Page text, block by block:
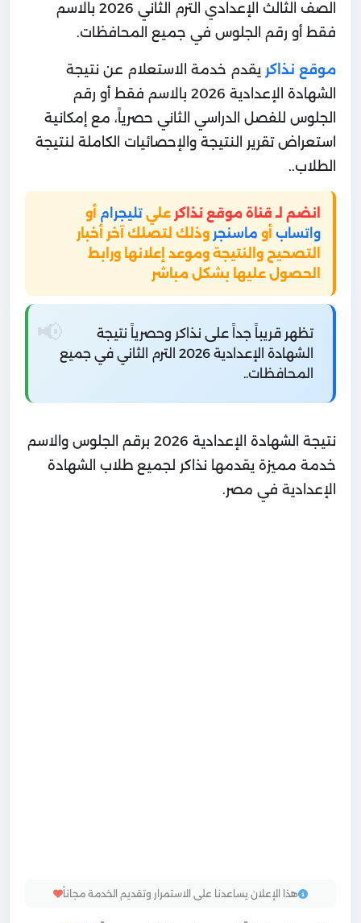
الصف الثالث الإعدادي الترم الثاني 2026 بالاسم
فقط أو رقم الجلوس في جميع المحافظات.
موقع نذاكر يقدم خدمة الاستعلام عن نتيجة
الشهادة الإعدادية 2026 بالاسم فقط أو رقم
الجلوس للفصل الدراسي الثاني حصرياً، مع إمكانية
استعراض تقرير النتيجة والإحصائيات الكاملة لنتيجة
الطلاب..
انضم لـ قناة موقع نذاكر عليتليجرام أو
واتساب أو ماسنجر وذلك لتصلك آخر أخبار
التصحيح والنتيجة وموعد إعلانها ورابط
الحصول عليها بشكل مباشر
تظهر قريباً جداً على نذاكر وحصرياً نتيجة
الشهادة الإعدادية 2026 الترم الثاني في جميع
المحافظات..
نتيجة الشهادة الإعدادية 2026 برقم الجلوس والاسم
خدمة مميزة يقدمها نذاكر لجميع طلاب الشهادة
الإعدادية في مصر.
هذا الإعلان يساعدنا على الاستمرار وتقديم الخدمة مجاناً